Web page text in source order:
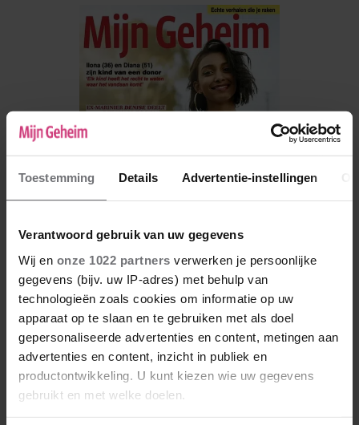
Toestemming Details Advertentie-instellingen
Verantwoord gebruik van uw gegevens
Wij en onze 1022 partners verwerken je persoonlijke
gegevens (bijv. uw IP-adres) met behulp van
technologieën zoals cookies om informatie op uw
apparaat op te slaan en te gebruiken met als doel
gepersonaliseerde advertenties en content, metingen aan
advertenties en content, inzicht in publiek en
productontwikkeling. U kunt kiezen wie uw gegevens
gebruikt en met welke doelen.
De nieuwe Mijn Geheim ligt nu in de winkel
Abonneren
Digitaal lezen
Los kopen